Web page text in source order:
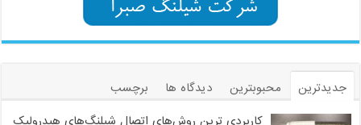
جدیدترین محبوبترین دیدگاه ها
برچسب
کاربردی ترین روش‌های اتصال شیلنگ‌های هیدرولیک